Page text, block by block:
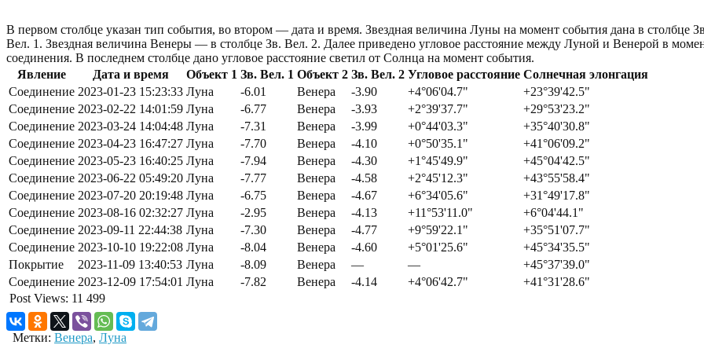
В первом столбце указан тип события, во втором — дата и время. Звездная величина Луны на момент события дана в столбце
Вел. 1. Звездная величина Венеры — в столбце Зв. Вел. 2. Далее приведено угловое расстояние между Луной и Венерой в
соединения. В последнем столбце дано угловое расстояние светил от Солнца на момент события.
Явление
Дата и время Объект 1 Зв. Вел. 1 Объект 2 Зв. Вел. 2 Угловое расстояние Солнечная элонгация
Соединение 2023-01-23 15:23:33 Луна -6.01 Венера -3.90 +4°06'04.7"
+23°39'42.5"
Соединение 2023-02-22 14:01:59 Луна -6.77 Венера -3.93 +2°39'37.7"
+29°53'23.2"
Соединение 2023-03-24 14:04:48 Луна -7.31 Венера -3.99 +0°44'03.3"
+35°40'30.8"
Соединение 2023-04-23 16:47:27 Луна -7.70 Венера -4.10 +0°50'35.1"
+41°06'09.2"
Соединение 2023-05-23 16:40:25 Луна -7.94 Венера -4.30 +1°45'49.9"
+45°04'42.5"
Соединение 2023-06-22 05:49:20 Луна -7.77 Венера -4.58 +2°45'12.3"
+43°55'58.4"
Соединение 2023-07-20 20:19:48 Луна -6.75 Венера -4.67 +6°34'05.6"
+31°49'17.8"
Соединение 2023-08-16 02:32:27 Луна -2.95 Венера -4.13 +11°53'11.0"
+6°04'44.1"
Соединение 2023-09-11 22:44:38 Луна -7.30 Венера -4.77 +9°59'22.1"
+35°51'07.7"
Соединение 2023-10-10 19:22:08 Луна -8.04 Венера -4.60 +5°01'25.6"
+45°34'35.5"
Покрытие
2023-11-09 13:40:53 Луна -8.09 Венера — —
+45°37'39.0"
Соединение 2023-12-09 17:54:01 Луна -7.82 Венера -4.14 +4°06'42.7"
+41°31'28.6"
Post Views: 11 499
Метки: Венера, Луна